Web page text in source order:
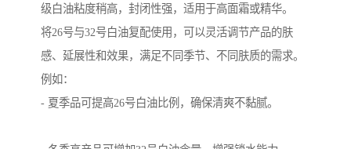
级白油粘度稍高，封闭性强，适用于高面霜或精华。
将26号与32号白油复配使用，可以灵活调节产品的肤
感、延展性和效果，满足不同季节、不同肤质的需求。
例如：
- 夏季品可提高26号白油比例，确保清爽不黏腻。